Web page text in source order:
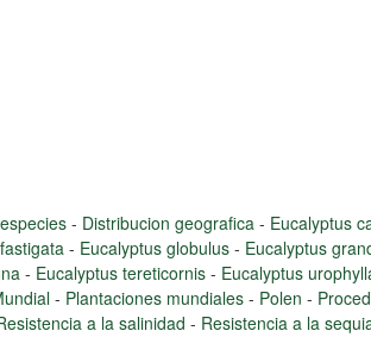
- Distribucion geografica - Eucalyptus
- Eucalyptus globulus - Eucalyptus
- Eucalyptus tereticornis - Eucalyptus
- Plantaciones mundiales - Polen -
a la salinidad - Resistencia a la